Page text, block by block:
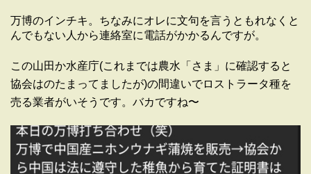
万博のインチキ。ちなみにオレに文句を言うともれなくと
んでもない人から連絡室に電話がかかるんですが。
この山田か水産庁(これまでは農水「さま」に確認すると
協会はのたまってましたが)の間違いでロストラータ種を
売る業者がいそうです。バカですね〜